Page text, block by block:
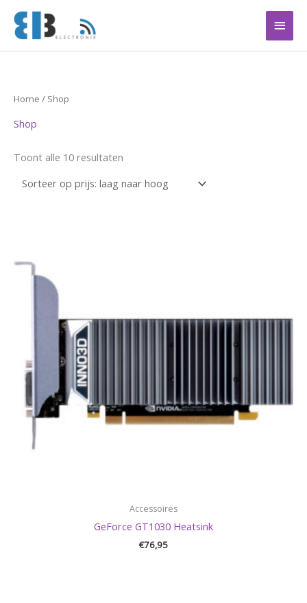
naar
inhoud
Home / Shop
Shop
Toont alle 10 resultaten
Accessoires
GeForce GT1030 Heatsink
€76,95